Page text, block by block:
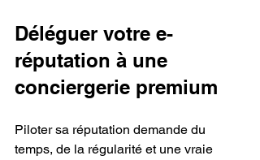
Déléguer votre e-
réputation à une
conciergerie premium
Piloter sa réputation demande du
temps, de la régularité et une vraie